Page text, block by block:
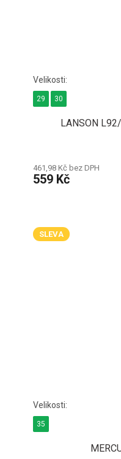
LANSON
461,98 Kč bez DPH
559 Kč
29 30
SLEVA
35